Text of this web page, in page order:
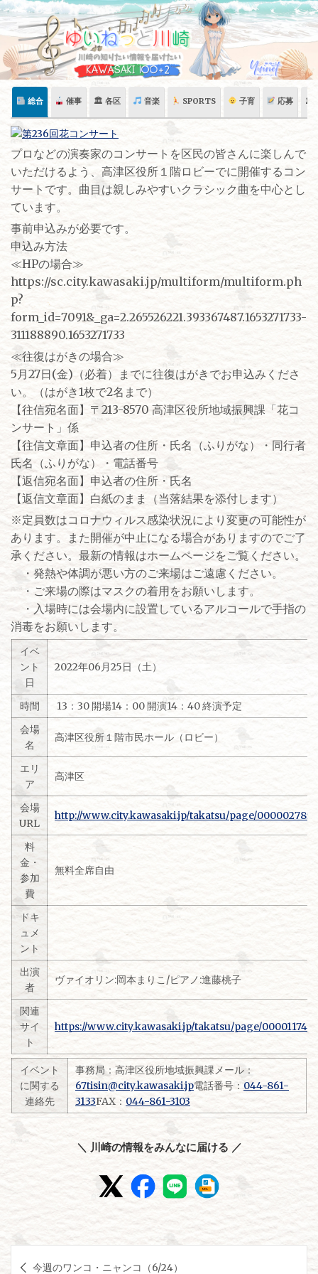
Skip
content
総合 催事 🏛 各区 音楽 SPORTS 子育 応募 🏛
プロなどの演奏家のコンサートを区民の皆さんに楽しんで
いただけるよう、高津区役所１階ロビーでに開催するコン
サートです。曲目は親しみやすいクラシック曲を中心とし
ています。
事前申込みが必要です。
申込み方法
≪HPの場合≫
https://sc.city.kawasaki.jp/multiform/multiform.ph
p?
form_id=7091&_ga=2.265526221.393367487.1653271733-
311188890.1653271733
≪往復はがきの場合≫
5月27日(金)（必着）までに往復はがきでお申込みくださ
い。（はがき1枚で2名まで）
【往信宛名面】〒213-8570 高津区役所地域振興課「花コ
ンサート」係
【往信文章面】申込者の住所・氏名（ふりがな）・同行者
氏名（ふりがな）・電話番号
【返信宛名面】申込者の住所・氏名
【返信文章面】白紙のまま（当落結果を添付します）
※定員数はコロナウィルス感染状況により変更の可能性が
あります。また開催が中止になる場合がありますのでご了
承ください。最新の情報はホームページをご覧ください。
・発熱や体調が悪い方のご来場はご遠慮ください。
・ご来場の際はマスクの着用をお願いします。
・入場時には会場内に設置しているアルコールで手指の
消毒をお願いします。
イベ
ント
日
2022年06月25日（土）
時間
13：30 開場14：00 開演14：40 終演予定
会場
名
高津区役所１階市民ホール（ロビー）
エリ
ア
高津区
会場
URL
http://www.city.kawasaki.jp/takatsu/page/
料
金・
参加
費
無料全席自由
ドキ
ュメ
ント
出演
者
ヴァイオリン:岡本まりこ/ピアノ:進藤桃子
関連
サイ
ト
https://www.city.kawasaki.jp/takatsu/page/
イベント
に関する
連絡先
事務局：高津区役所地域振興課メール：
67tisin@city.kawasaki.jp電話番号： 044-861-
3133FAX： 044-861-3103
＼ 川崎の情報をみんなに届ける ／
今週のワンコ・ニャンコ（6/24）